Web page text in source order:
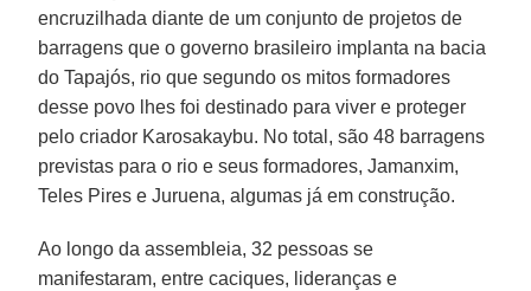
encruzilhada diante de um conjunto de projetos de
barragens que o governo brasileiro implanta na bacia
do Tapajós, rio que segundo os mitos formadores
desse povo lhes foi destinado para viver e proteger
pelo criador Karosakaybu. No total, são 48 barragens
previstas para o rio e seus formadores, Jamanxim,
Teles Pires e Juruena, algumas já em construção.
Ao longo da assembleia, 32 pessoas se
manifestaram, entre caciques, lideranças e